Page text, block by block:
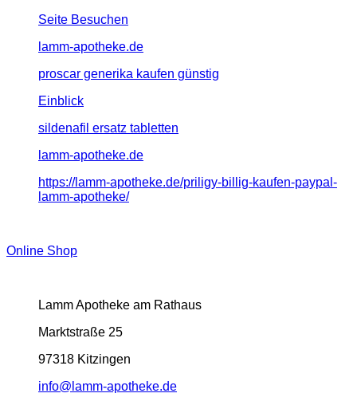
Seite Besuchen
lamm-apotheke.de
proscar generika kaufen günstig
Einblick
sildenafil ersatz tabletten
lamm-apotheke.de
https://lamm-apotheke.de/priligy-billig-kaufen-paypal-
lamm-apotheke/
Online Shop
Lamm Apotheke am Rathaus
Marktstraße 25
97318 Kitzingen
info@lamm-apotheke.de